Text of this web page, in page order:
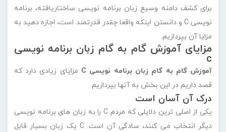
برای کشف دامنه وسیع زبان برنامه نویسی ساختاریافته، برنامه
نویسی C و دانستن اینکه واقعا چقدر قدرتمند است، اجازه دهید به
مزایا آن بپردازیم.
مزایای آموزش گام به گام زبان برنامه نویسی
c
آموزش گام به گام زبان برنامه نویسی C
مزایای زیادی دارد که
قصد داریم در این بخش به آنها بپردازیم
درک آن آسان است
یکی از اصلی ترین دلایلی که مردم C را به زبان های برنامه نویسی
دیگر انتخاب می کنند، سادگی آن است. C یک زبان بسیار قابل